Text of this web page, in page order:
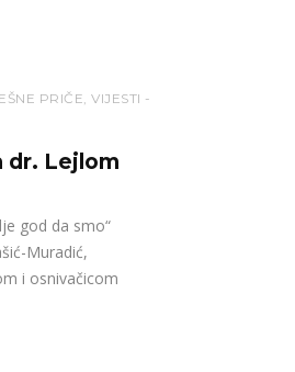
PRIČE,VIJESTI
dr. Lejlom
god da smo“
Muradić,
i osnivačicom